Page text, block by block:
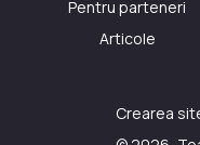
Pentru parteneri
Articole
Crearea